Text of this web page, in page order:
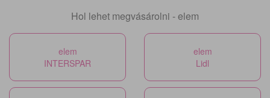
Hol lehet megvásárolni - elem
elem
INTERSPAR
elem
Lidl